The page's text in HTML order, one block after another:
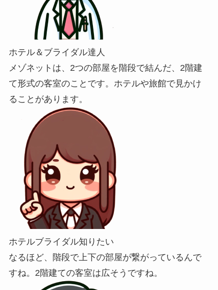
ホテル＆ブライダル達人
メゾネットは、2つの部屋を階段で結んだ、2階建
て形式の客室のことです。ホテルや旅館で見かけ
ることがあります。
ホテルブライダル知りたい
なるほど、階段で上下の部屋が繋がっているんで
すね。2階建ての客室は広そうですね。